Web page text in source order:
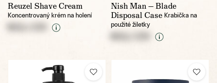
Reuzel Shave Cream
Koncentrovaný krém na holení
Nish Man — Blade
Disposal Case Krabička na
použité žiletky